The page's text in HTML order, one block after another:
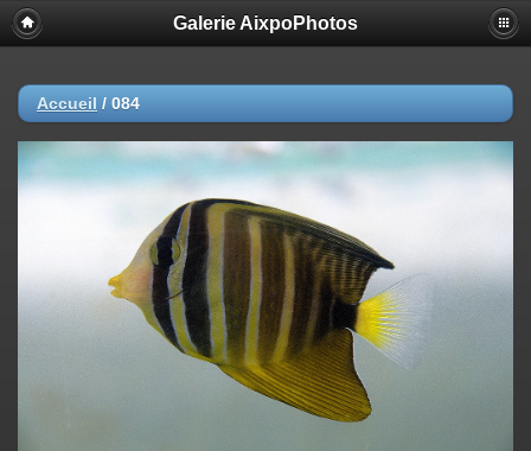
Galerie AixpoPhotos
Accueil / 084